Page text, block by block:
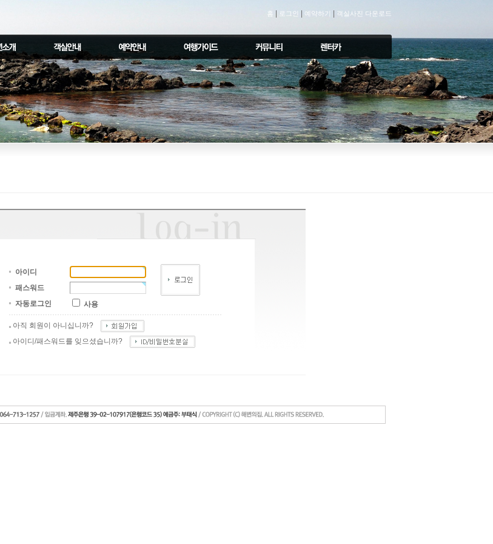
홈 로그인 예약하기 객실사진 다운로드
아이디
패스워드
자동로그인
사용
아직 회원이 아니십니까?
아이디/패스워드를 잊으셨습니까?